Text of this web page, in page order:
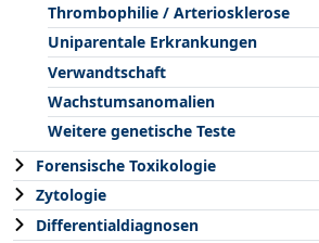
Thrombophilie / Arteriosklerose
Uniparentale Erkrankungen
Verwandtschaft
Wachstumsanomalien
Weitere genetische Teste
Forensische Toxikologie
Zytologie
Differentialdiagnosen